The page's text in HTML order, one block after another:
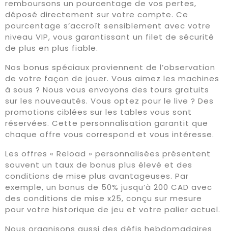
remboursons un pourcentage de vos pertes,
déposé directement sur votre compte. Ce
pourcentage s’accroît sensiblement avec votre
niveau VIP, vous garantissant un filet de sécurité
de plus en plus fiable.
Nos bonus spéciaux proviennent de l’observation
de votre façon de jouer. Vous aimez les machines
à sous ? Nous vous envoyons des tours gratuits
sur les nouveautés. Vous optez pour le live ? Des
promotions ciblées sur les tables vous sont
réservées. Cette personnalisation garantit que
chaque offre vous correspond et vous intéresse.
Les offres « Reload » personnalisées présentent
souvent un taux de bonus plus élevé et des
conditions de mise plus avantageuses. Par
exemple, un bonus de 50% jusqu’à 200 CAD avec
des conditions de mise x25, conçu sur mesure
pour votre historique de jeu et votre palier actuel.
Nous organisons aussi des défis hebdomadaires